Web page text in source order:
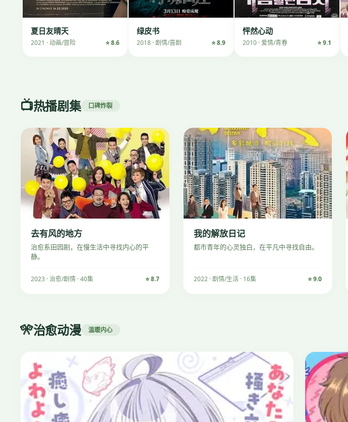
夏日友晴天
2021 · 动画/冒险 ⭐ 8.6
绿皮书
2018 · 剧情/喜剧 ⭐ 8.9
怦然心动
2010 · 爱情/青春 ⭐ 9.1
📺热播剧集 口碑炸裂
去有风的地方
治愈系田园剧，在慢生活中寻找内心的平
静。
2023 · 治愈/剧情 · 40集 ⭐ 8.7
我的解放日记
都市青年的心灵独白，在平凡中寻找自由。
2022 · 剧情/生活 · 16集 ⭐ 9.0
🎌治愈动漫 温暖内心